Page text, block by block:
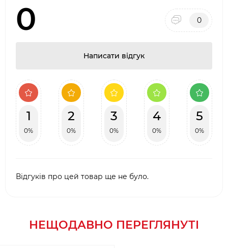
0 0
Написати відгук
1
0%
2
0%
3
0%
4
0%
5
0%
Відгуків про цей товар ще не було.
НЕЩОДАВНО ПЕРЕГЛЯНУТІ